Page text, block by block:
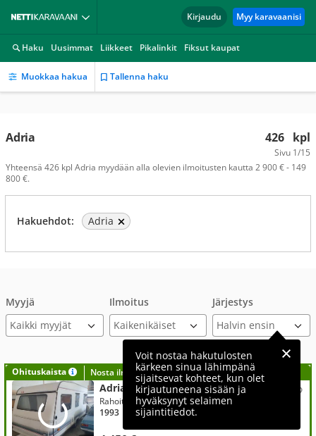
Kirjaudu Myy karavaanisi
Haku Uusimmat Liikkeet Pikalinkit Fiksut kaupat
Muokkaa hakua Tallenna haku
426 kpl
Sivu 1/15
Adria
Yhteensä 426 kpl Adria myydään alla olevien ilmoitusten kautta 2 900 € - 149
800 €.
Hakuehdot: Adria
Myyjä
Kaikki myyjät
Ilmoitus Järjestys
Voit nostaa hakutulosten
kärkeen sinua lähimpänä
sijaitsevat kohteet, kun olet
kirjautuneena sisään ja
hyväksynyt selaimen
sijaintitiedot.
Ohituskaista Nosta ilmoituksesi tähän?
Adria 522
Rahoitus ilman käsirahaa alk 79€ kk
1993
● 5 hlö● 1 200 kg